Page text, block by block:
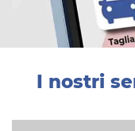
I nostri